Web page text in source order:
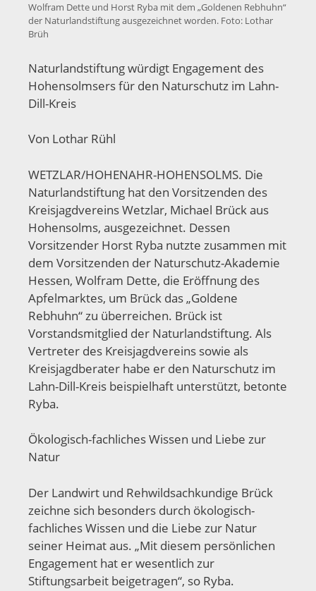
Wolfram Dette und Horst Ryba mit dem „Goldenen Rebhuhn“
der Naturlandstiftung ausgezeichnet worden. Foto: Lothar
Brüh
Naturlandstiftung würdigt Engagement des
Hohensolmsers für den Naturschutz im Lahn-
Dill-Kreis
Von Lothar Rühl
WETZLAR/HOHENAHR-HOHENSOLMS. Die
Naturlandstiftung hat den Vorsitzenden des
Kreisjagdvereins Wetzlar, Michael Brück aus
Hohensolms, ausgezeichnet. Dessen
Vorsitzender Horst Ryba nutzte zusammen mit
dem Vorsitzenden der Naturschutz-Akademie
Hessen, Wolfram Dette, die Eröffnung des
Apfelmarktes, um Brück das „Goldene
Rebhuhn“ zu überreichen. Brück ist
Vorstandsmitglied der Naturlandstiftung. Als
Vertreter des Kreisjagdvereins sowie als
Kreisjagdberater habe er den Naturschutz im
Lahn-Dill-Kreis beispielhaft unterstützt, betonte
Ryba.
Ökologisch-fachliches Wissen und Liebe zur
Natur
Der Landwirt und Rehwildsachkundige Brück
zeichne sich besonders durch ökologisch-
fachliches Wissen und die Liebe zur Natur
seiner Heimat aus. „Mit diesem persönlichen
Engagement hat er wesentlich zur
Stiftungsarbeit beigetragen“, so Ryba.